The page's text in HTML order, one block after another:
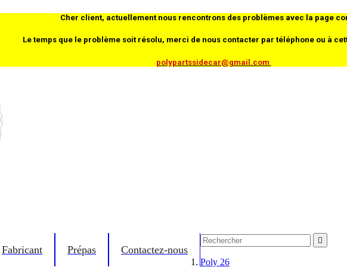
Cher client, actuellement nous rencontrons des problèmes avec la page
Le temps que le problème soit résolu, merci de nous contacter par téléphone ou à
polypartssidecar@gmail.com
Fabricant Prépas Contactez-nous

Poly 26